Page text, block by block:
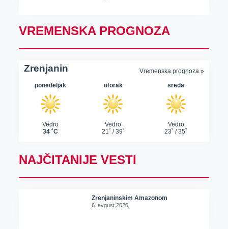
VREMENSKA PROGNOZA
NAJČITANIJE VESTI
Zrenjaninskim Amazonom
6. avgust 2026.